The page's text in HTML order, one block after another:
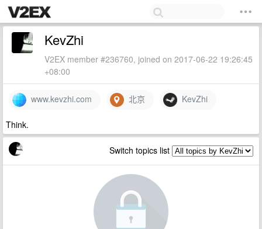
KevZhi
V2EX member #236760, joined on 2017-06-22 19:26:45
+08:00
www.kevzhi.com 北京 KevZhi
Think.
Switch topics list